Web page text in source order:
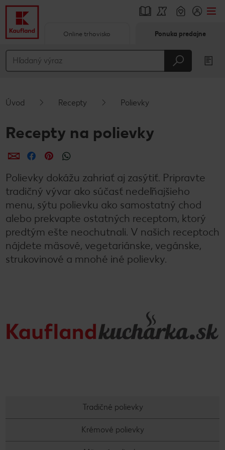
Hlavný obsah
Online trhovisko Ponuka predajne
Úvod Recepty Polievky
Recepty na polievky
ZdieľaťZdieľaťZdieľať
Polievky dokážu zahriať aj zasýtiť. Pripravte
tradičný vývar ako súčasť nedeľňajšieho
menu, sýtu polievku ako samostatný chod
alebo prekvapte ostatných receptom, ktorý
predtým ešte neochutnali. V našich receptoch
nájdete mäsové, vegetariánske, vegánske,
strukovinové a mnohé iné polievky.
Tradičné polievky
Krémové polievky